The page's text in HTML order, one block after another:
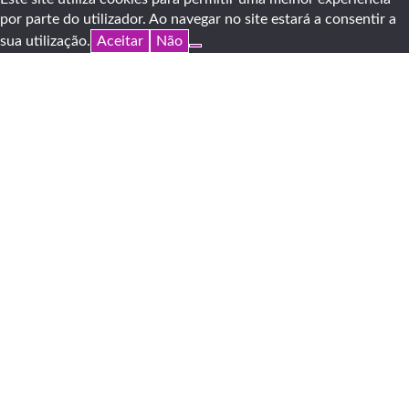
por parte do utilizador. Ao navegar no site estará a consentir a
sua utilização. Aceitar Não